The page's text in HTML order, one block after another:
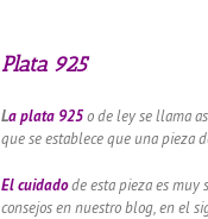
Plata 925
La plata 925o de ley se llama
que se establece que una pieza
El cuidadode esta pieza es muy
consejos en nuestro blog, en el